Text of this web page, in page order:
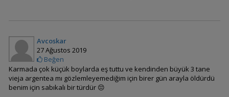
Amphilophus nourissati
(Mavi Ağızlı Cichlid)
Avcoskar
27 Ağustos 2019
Beğen
Karmada çok küçük boylarda eş tuttu ve kendinden büyük 3 tane
vieja argentea mı gözlemleyemediğim için birer gün arayla öldürdü
benim için sabıkalı bir türdür 😔